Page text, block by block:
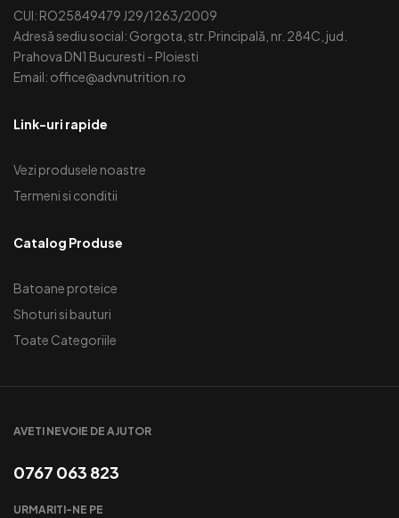
CUI: RO25849479 J29/1263/2009
Adresă sediu social: Gorgota, str. Principală, nr. 284C, jud.
Prahova DN1 Bucuresti - Ploiesti
Email: office@advnutrition.ro
Link-uri rapide
Vezi produsele noastre
Termeni si conditii
Catalog Produse
Batoane proteice
Shoturi si bauturi
Toate Categoriile
AVETI NEVOIE DE AJUTOR
0767 063 823
URMARITI-NE PE